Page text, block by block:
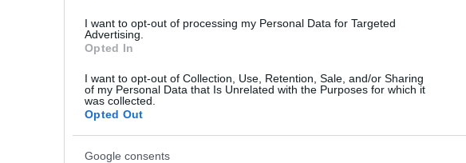
I want to opt-out of processing my Personal Data for Targeted
Advertising.
Opted In
I want to opt-out of Collection, Use, Retention, Sale, and/or Sharing
of my Personal Data that Is Unrelated with the Purposes for which it
was collected.
Opted Out
Google consents